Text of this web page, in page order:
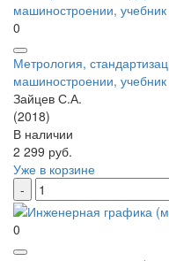
0
Метрология,
машиностроении, учебник
Зайцев С.А.
(2018)
В наличии
2 299 руб.
Уже в корзине
0